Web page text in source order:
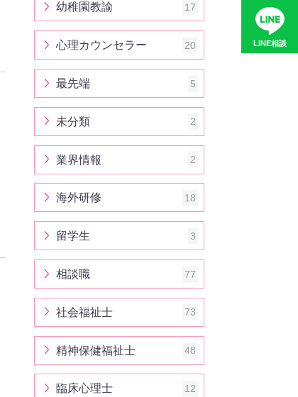
LINE相談
幼稚園教諭 17
心理カウンセラー 20
最先端 5
未分類 2
業界情報 2
海外研修 18
留学生 3
相談職 77
社会福祉士 73
精神保健福祉士 48
臨床心理士 12